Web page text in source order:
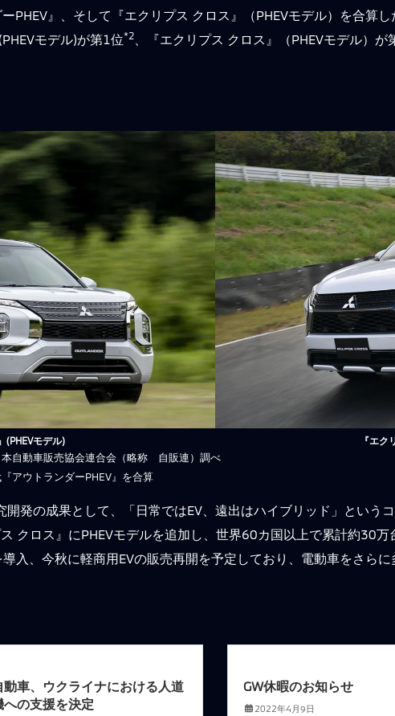
PHEV』、そして『エクリプス クロス』（PHEVモデル）を合算
モデル)が第1位*2 、『エクリプス クロス』（PHEVモデル）
(PHEVモデル) 『エク
動車販売協会連合会（略称 自販連）調べ
アウトランダーPHEV』を合算
発の成果として、「日常ではEV、遠出はハイブリッド」という
クロス』にPHEVモデルを追加し、世界60カ国以上で累計約30万
入、今秋に軽商用EVの販売再開を予定しており、電動車をさら
動車、ウクライナにおける人道
への支援を決定
GW休暇のお知らせ
2022年4月9日